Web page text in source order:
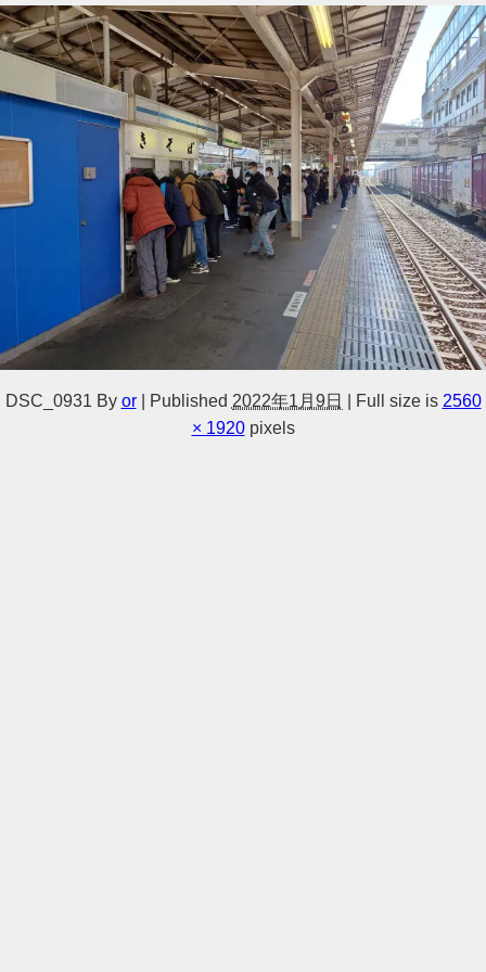
DSC_0931 By or Published 2022年1月9日 Full size is 2560
× 1920pixels